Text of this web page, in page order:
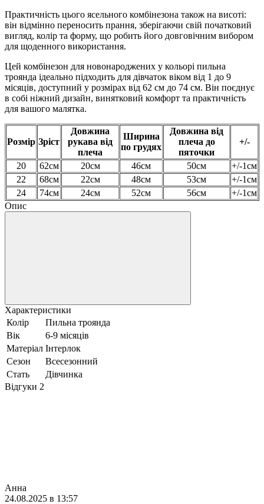
Практичність цього ясельного комбінезона також на висоті:
він відмінно переносить прання, зберігаючи свій початковий
вигляд, колір та форму, що робить його довговічним вибором
для щоденного використання.
Цей комбінезон для новонароджених у кольорі пильна
троянда ідеально підходить для дівчаток віком від 1 до 9
місяців, доступний у розмірах від 62 см до 74 см. Він поєднує
в собі ніжний дизайн, винятковий комфорт та практичність
для вашого малятка.
Розмір Зріст
Довжина
рукава від
плеча
Ширина
по грудях
Довжина від
плеча до
пяточки
+/-
20 62см 20см 46см 50см
+/-1см
22
68см 22см 48см 53см
+/-1см
24
74см 24см 52см 56см
+/-1см
Опис
Характеристики
Колір
Пильна троянда
Вік
6-9 місяців
Матеріал Інтерлок
Сезон
Всесезонний
Стать
Дівчинка
Відгуки 2
Анна
24.08.2025 в 13:57